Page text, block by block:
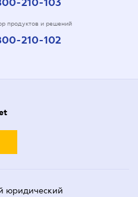
210-103
продуктов и решений
210-102
юридический